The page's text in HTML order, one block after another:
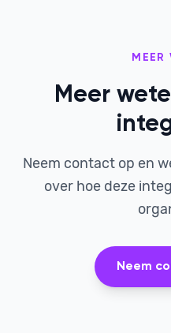
MEER
Meer
Neem contact op en
over hoe deze
Neem